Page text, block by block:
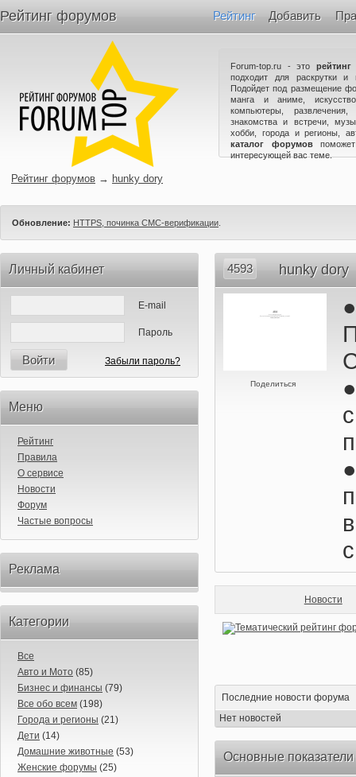
Рейтинг форумов Рейтинг Добавить
Forum-top.ru - это
подходит для раскрутки и
Подойдет под размещение
манга и аниме,
компьютеры,
знакомства и встречи,
хобби, города и регионы,
каталог форумов
интересующей вас теме.
Рейтинг форумов → hunky dory
Обновление: HTTPS, починка СМС-верификации
Личный кабинет
E-mail
Пароль
Войти Забыли пароль?
Меню
Рейтинг
Правила
О сервисе
Новости
Форум
Частые вопросы
Реклама
Категории
Все
Авто и Мото (85)
Бизнес и финансы (79)
Все обо всем (198)
Города и регионы (21)
Дети (14)
Домашние животные (53)
Женские форумы (25)
4593 hunky dory
Поделиться
Новости
Последние новости форума
Нет новостей
Основные